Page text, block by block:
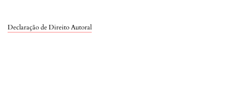
Declaração de Direito Autoral